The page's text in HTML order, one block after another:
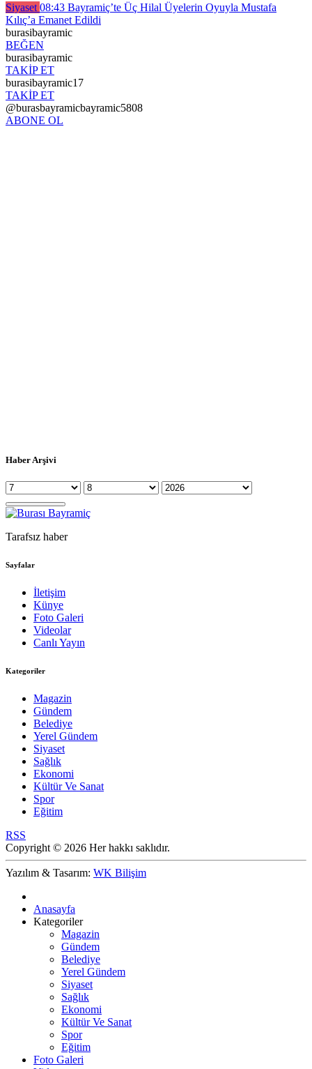
Siyaset 08:43 Bayramiç’te Üç Hilal Üyelerin Oyuyla Mustafa
Kılıç’a Emanet Edildi
burasibayramic
BEĞEN
burasibayramic
TAKİP ET
burasibayramic17
TAKİP ET
@burasbayramicbayramic5808
ABONE OL
Haber Arşivi
Tarafsız haber
Sayfalar
İletişim
Künye
Foto Galeri
Videolar
Canlı Yayın
Kategoriler
Magazin
Gündem
Belediye
Yerel Gündem
Siyaset
Sağlık
Ekonomi
Kültür Ve Sanat
Spor
Eğitim
RSS
Copyright © 2026 Her hakkı saklıdır.
Yazılım & Tasarım: WK Bilişim
Anasayfa
Kategoriler
Magazin
Gündem
Belediye
Yerel Gündem
Siyaset
Sağlık
Ekonomi
Kültür Ve Sanat
Spor
Eğitim
Foto Galeri